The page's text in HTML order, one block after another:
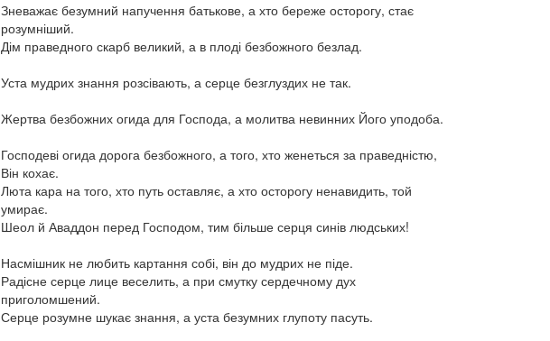
Зневажає безумний напучення батькове, а хто береже осторогу, стає
розумніший.
Дім праведного скарб великий, а в плоді безбожного безлад.
Уста мудрих знання розсівають, а серце безглуздих не так.
Жертва безбожних огида для Господа, а молитва невинних Його уподоба.
Господеві огида дорога безбожного, а того, хто женеться за праведністю,
Він кохає.
Люта кара на того, хто путь оставляє, а хто осторогу ненавидить, той
умирає.
Шеол й Аваддон перед Господом, тим більше серця синів людських!
Насмішник не любить картання собі, він до мудрих не піде.
Радісне серце лице веселить, а при смутку сердечному дух
приголомшений.
Серце розумне шукає знання, а уста безумних глупоту пасуть.